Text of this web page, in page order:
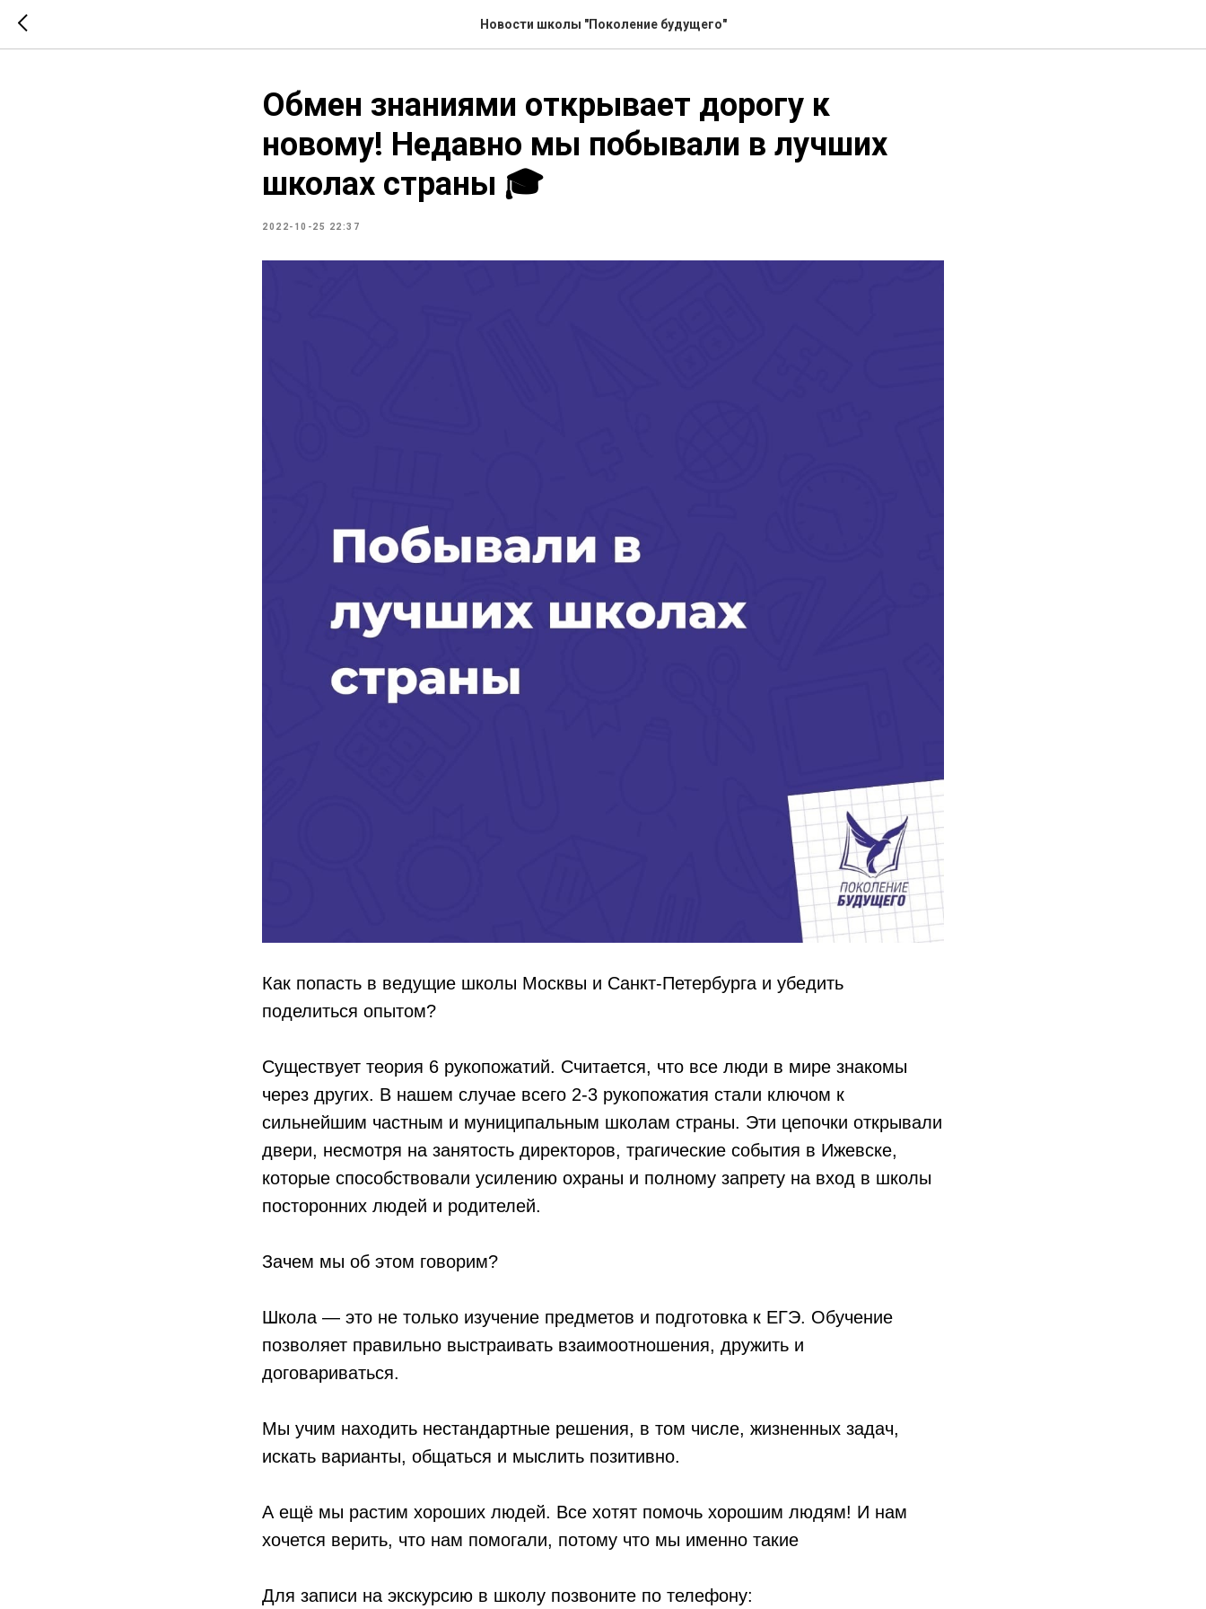
Новости школы "Поколение будущего"
Обмен знаниями открывает дорогу к
новому! Недавно мы побывали в лучших
школах страны 🎓
2022-10-25 22:37
Как попасть в ведущие школы Москвы и Санкт-Петербурга и убедить
поделиться опытом?
Существует теория 6 рукопожатий. Считается, что все люди в мире знакомы
через других. В нашем случае всего 2-3 рукопожатия стали ключом к
сильнейшим частным и муниципальным школам страны. Эти цепочки открывали
двери, несмотря на занятость директоров, трагические события в Ижевске,
которые способствовали усилению охраны и полному запрету на вход в школы
посторонних людей и родителей.
Зачем мы об этом говорим?
Школа — это не только изучение предметов и подготовка к ЕГЭ. Обучение
позволяет правильно выстраивать взаимоотношения, дружить и
договариваться.
Мы учим находить нестандартные решения, в том числе, жизненных задач,
искать варианты, общаться и мыслить позитивно.
А ещё мы растим хороших людей. Все хотят помочь хорошим людям! И нам
хочется верить, что нам помогали, потому что мы именно такие
Для записи на экскурсию в школу позвоните по телефону: